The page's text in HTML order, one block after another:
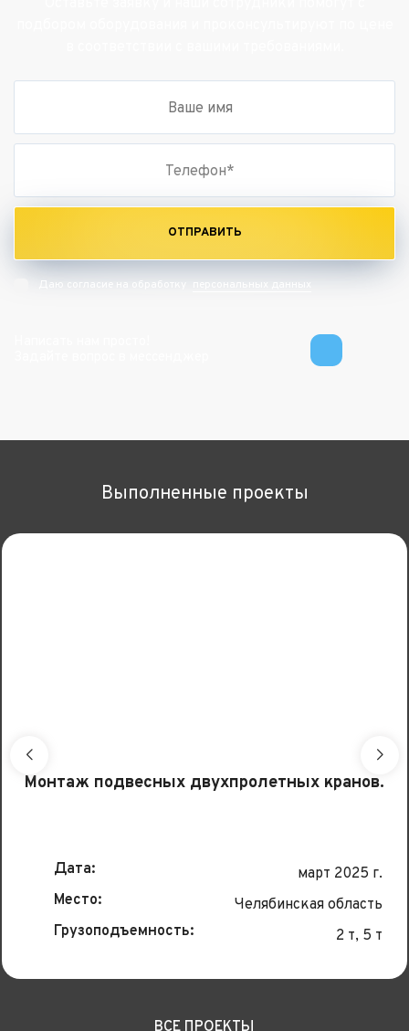
ОТПРАВИТЬ
Даю согласие на обработку персональных данных
Выполненные проекты
Монтаж подвесных двухпролетных кранов.
Дата:
март 2025 г.
Место:
Челябинская область
Грузоподъемность:
2 т, 5 т